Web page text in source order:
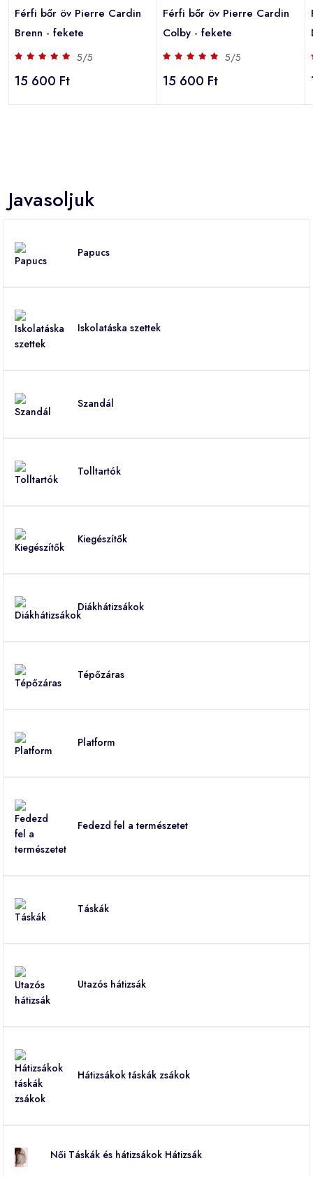
Férfi bőr öv Pierre Cardin
Brenn - fekete
5/5
15 600 Ft
Férfi bőr öv Pierre Cardin
Colby - fekete
5/5
15 600 Ft
Javasoljuk
Papucs
Iskolatáska szettek
Szandál
Tolltartók
Kiegészítők
Diákhátizsákok
Tépőzáras
Platform
Fedezd fel a természetet
Táskák
Utazós hátizsák
Hátizsákok táskák zsákok
Női Táskák és hátizsákok Hátizsák